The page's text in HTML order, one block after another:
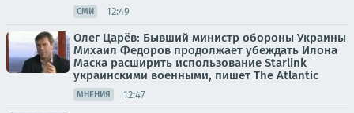
СМИ 12:49
Олег Царёв: Бывший министр обороны Украины
Михаил Федоров продолжает убеждать Илона
Маска расширить использование Starlink
украинскими военными, пишет The Atlantic
МНЕНИЯ 12:47